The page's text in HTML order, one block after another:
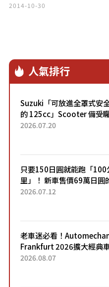
2014-10-30
人氣排行
Suzuki「可放進全罩式安
的 125cc」Scooter 備受
目！採用全新流線設計與各
2026.07.20
只要150日圓就能跑「100
里」！ 新車售價69萬日圓
「3人座」Trike大受歡迎！
2026.07.12
老車迷必看！
Frankfurt 2026擴大經典
區 1954年珍稀古董車現場
2026.08.07